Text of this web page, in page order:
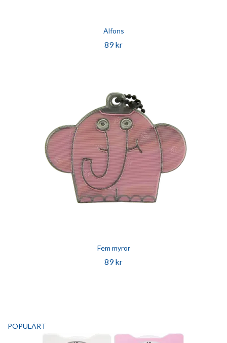
Alfons
89 kr
Fem myror
89 kr
POPULÄRT